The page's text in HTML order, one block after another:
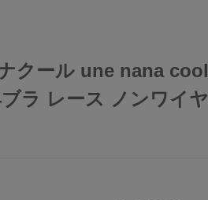
クール une nana cool
ラ レース ノンワイヤ